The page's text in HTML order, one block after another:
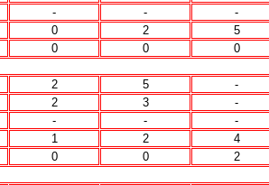
- - -
0 2 5
0 0 0
2 5 -
2 3 -
- - -
1 2 4
0 0 2